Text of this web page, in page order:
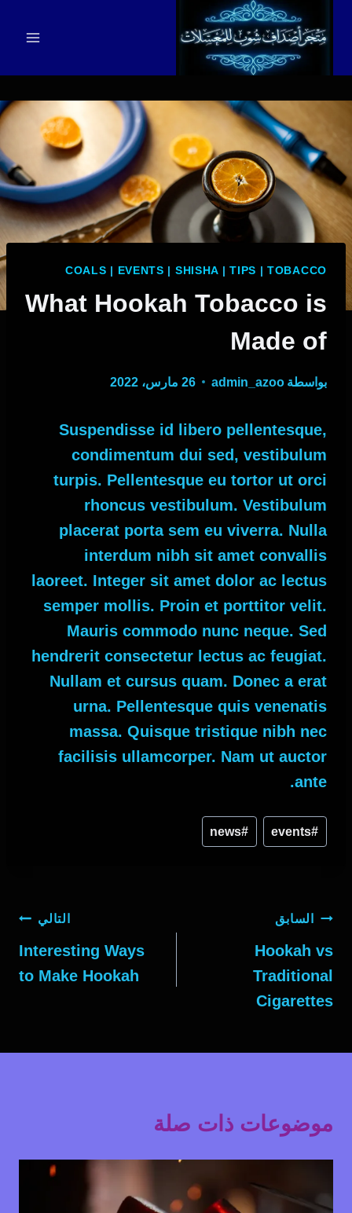
المحتوى
COALS | EVENTS | SHISHA |TIPS |TOBACCO
What Hookah Tobacco is
Made of
بواسطة admin_azoo 26 مارس، 2022
Suspendisse id libero pellentesque,
condimentum dui sed, vestibulum
turpis. Pellentesque eu tortor ut orci
rhoncus vestibulum. Vestibulum
placerat porta sem eu viverra. Nulla
interdum nibh sit amet convallis
laoreet. Integer sit amet dolor ac lectus
semper mollis. Proin et porttitor velit.
Mauris commodo nunc neque. Sed
hendrerit consectetur lectus ac feugiat.
Nullam et cursus quam. Donec a erat
urna. Pellentesque quis venenatis
massa. Quisque tristique nibh nec
facilisis ullamcorper. Nam ut auctor
ante.
#
events
#
news
تصفّح
المقالات
السابق
Hookah vs
Traditional
Cigarettes
التالي
Interesting Ways
to Make Hookah
موضوعات ذات صلة